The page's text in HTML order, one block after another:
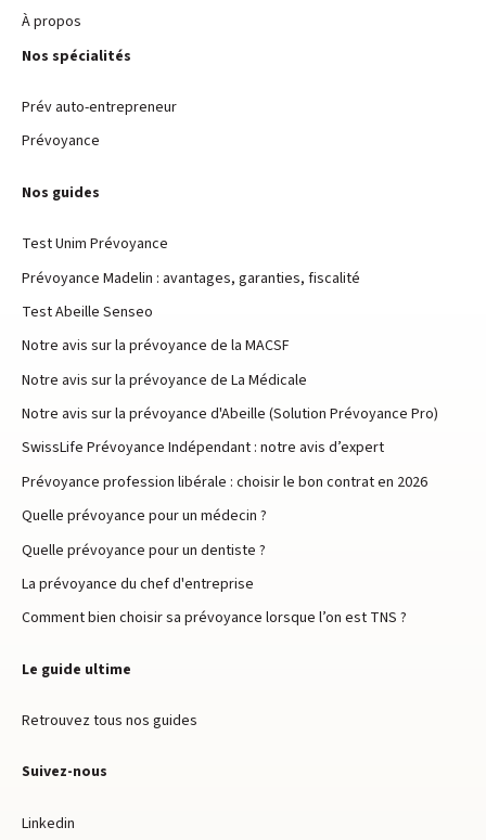
À propos
Nos spécialités
Prév auto-entrepreneur
Prévoyance
Nos guides
Test Unim Prévoyance
Prévoyance Madelin : avantages, garanties, fiscalité
Test Abeille Senseo
Notre avis sur la prévoyance de la MACSF
Notre avis sur la prévoyance de La Médicale
Notre avis sur la prévoyance d'Abeille (Solution Prévoyance Pro)
SwissLife Prévoyance Indépendant : notre avis d’expert
Prévoyance profession libérale : choisir le bon contrat en 2026
Quelle prévoyance pour un médecin ?
Quelle prévoyance pour un dentiste ?
La prévoyance du chef d'entreprise
Comment bien choisir sa prévoyance lorsque l’on est TNS ?
Le guide ultime
Retrouvez tous nos guides
Suivez-nous
Linkedin